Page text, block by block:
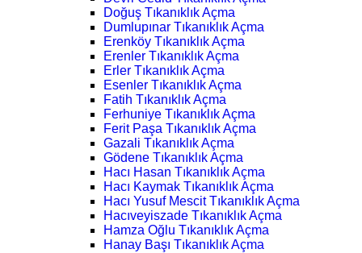
Doğuş Tıkanıklık Açma
Dumlupınar Tıkanıklık Açma
Erenköy Tıkanıklık Açma
Erenler Tıkanıklık Açma
Erler Tıkanıklık Açma
Esenler Tıkanıklık Açma
Fatih Tıkanıklık Açma
Ferhuniye Tıkanıklık Açma
Ferit Paşa Tıkanıklık Açma
Gazali Tıkanıklık Açma
Gödene Tıkanıklık Açma
Hacı Hasan Tıkanıklık Açma
Hacı Kaymak Tıkanıklık Açma
Hacı Yusuf Mescit Tıkanıklık Açma
Hacıveyiszade Tıkanıklık Açma
Hamza Oğlu Tıkanıklık Açma
Hanay Başı Tıkanıklık Açma